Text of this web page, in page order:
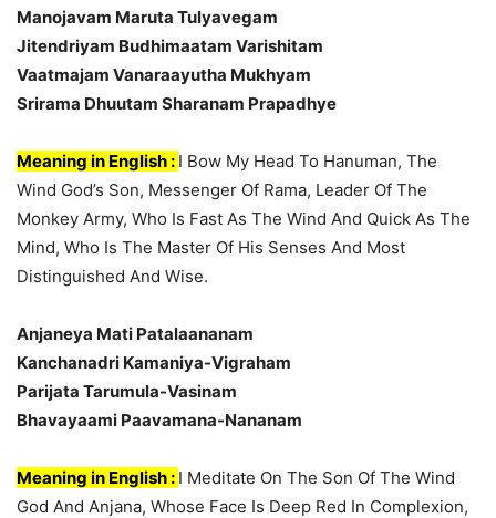
Manojavam Maruta Tulyavegam
Jitendriyam Budhimaatam Varishitam
Vaatmajam Vanaraayutha Mukhyam
Srirama Dhuutam Sharanam Prapadhye
Meaning in English : I Bow My Head To Hanuman, The
Wind God’s Son, Messenger Of Rama, Leader Of The
Monkey Army, Who Is Fast As The Wind And Quick As The
Mind, Who Is The Master Of His Senses And Most
Distinguished And Wise.
Anjaneya Mati Patalaananam
Kanchanadri Kamaniya-Vigraham
Parijata Tarumula-Vasinam
Bhavayaami Paavamana-Nananam
Meaning in English : I Meditate On The Son Of The Wind
God And Anjana, Whose Face Is Deep Red In Complexion,